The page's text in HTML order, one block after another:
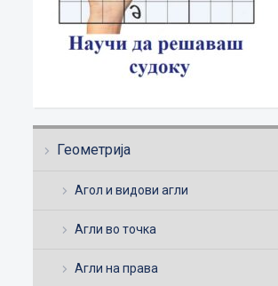
Геометрија
Агол и видови агли
Агли во точка
Агли на права